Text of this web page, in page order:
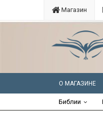
Магазин
О МАГАЗИНЕ
Библии